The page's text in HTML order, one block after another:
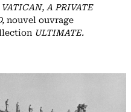
VATICAN, A PRIVATE
nouvel ouvrage
ULTIMATE.